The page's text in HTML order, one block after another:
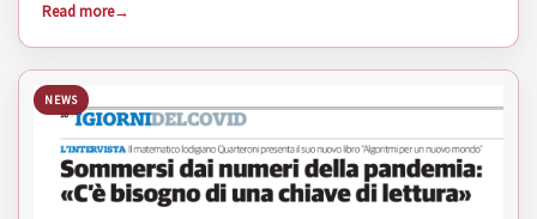
Read more
NEWS